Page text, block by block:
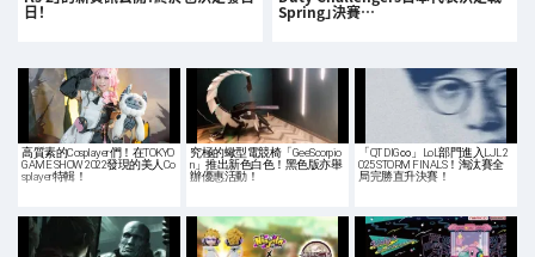
日！ Spring」決賽…
高質素的Cosplayer們！在TOKYO
GAME SHOW 2022發現的美人Co
splayer特輯！
究極的蠍型電競椅「GeeScorpio
n」推出新色白色！黑色版亦舉
辦優惠活動！
「QT DIG∞」LoL部門進入LJL 2
025 STORM FINALS！淘汰賽全
局完勝直升決賽！